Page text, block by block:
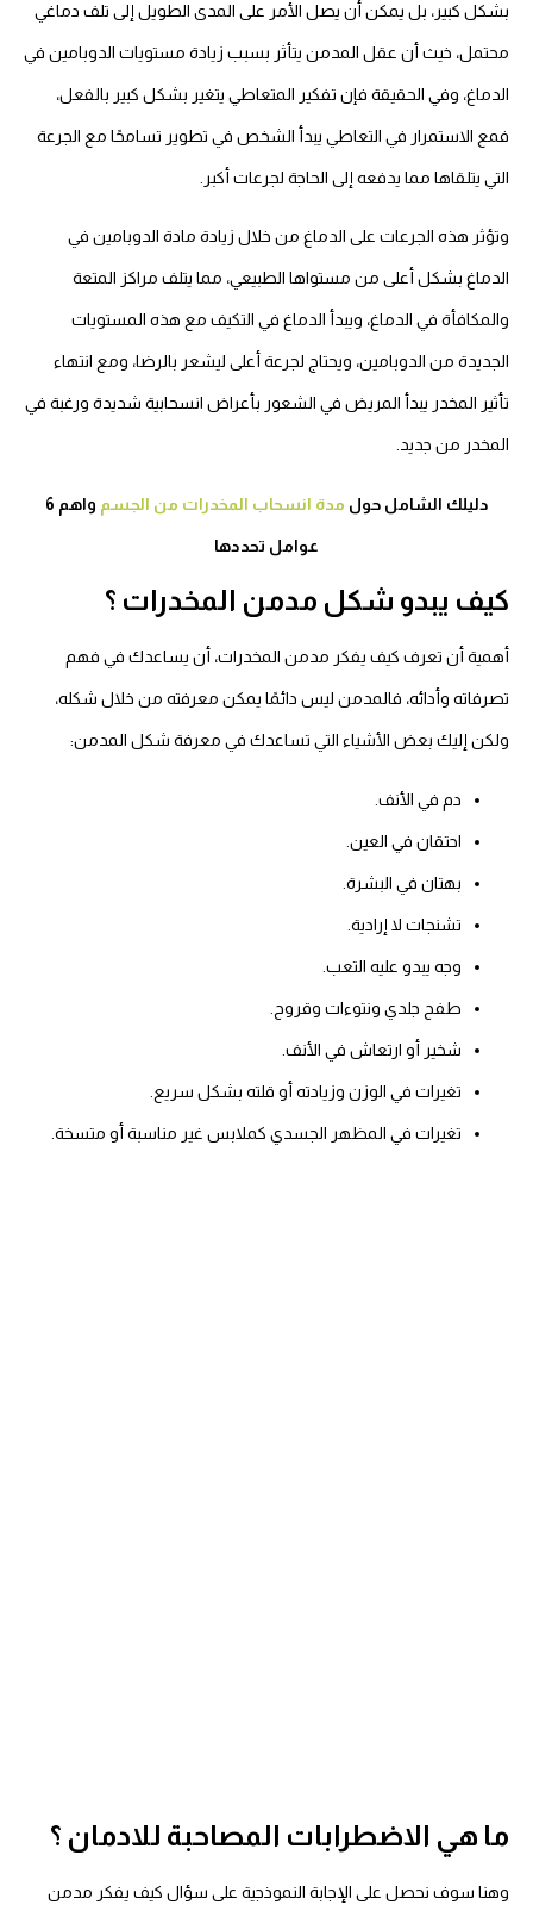
بشكل كبير، بل يمكن أن يصل الأمر على المدى الطويل إلى تلف دماغي
محتمل، خيث أن عقل المدمن يتأثر بسبب زيادة مستويات الدوبامين في
الدماغ، وفي الحقيقة فإن تفكير المتعاطي يتغير بشكل كبير بالفعل،
فمع الاستمرار في التعاطي يبدأ الشخص في تطوير تسامحًا مع الجرعة
التي يتلقاها مما يدفعه إلى الحاجة لجرعات أكبر.
وتؤثر هذه الجرعات على الدماغ من خلال زيادة مادة الدوبامين في
الدماغ بشكل أعلى من مستواها الطبيعي، مما يتلف مراكز المتعة
والمكافأة في الدماغ، ويبدأ الدماغ في التكيف مع هذه المستويات
الجديدة من الدوبامين، ويحتاج لجرعة أعلى ليشعر بالرضا، ومع انتهاء
تأثير المخدر يبدأ المريض في الشعور بأعراض انسحابية شديدة ورغبة في
المخدر من جديد.
دليلك الشامل حول مدة انسحاب المخدرات من الجسم واهم 6
عوامل تحددها
كيف يبدو شكل مدمن المخدرات ؟
أهمية أن تعرف كيف يفكر مدمن المخدرات، أن يساعدك في فهم
تصرفاته وأدائه، فالمدمن ليس دائمًا يمكن معرفته من خلال شكله،
ولكن إليك بعض الأشياء التي تساعدك في معرفة شكل المدمن:
دم في الأنف.
احتقان في العين.
بهتان في البشرة.
تشنجات لا إرادية.
وجه يبدو عليه التعب.
طفح جلدي ونتوءات وقروح.
شخير أو ارتعاش في الأنف.
تغيرات في الوزن وزيادته أو قلته بشكل سريع.
تغيرات في المظهر الجسدي كملابس غير مناسبة أو متسخة.
ما هي الاضطرابات المصاحبة للادمان ؟
وهنا سوف نحصل على الإجابة النموذجية على سؤال كيف يفكر مدمن